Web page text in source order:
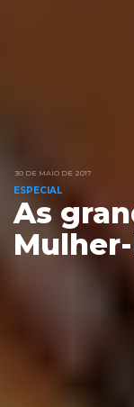
30 DE MAIO DE 2017
ESPECIAL
As